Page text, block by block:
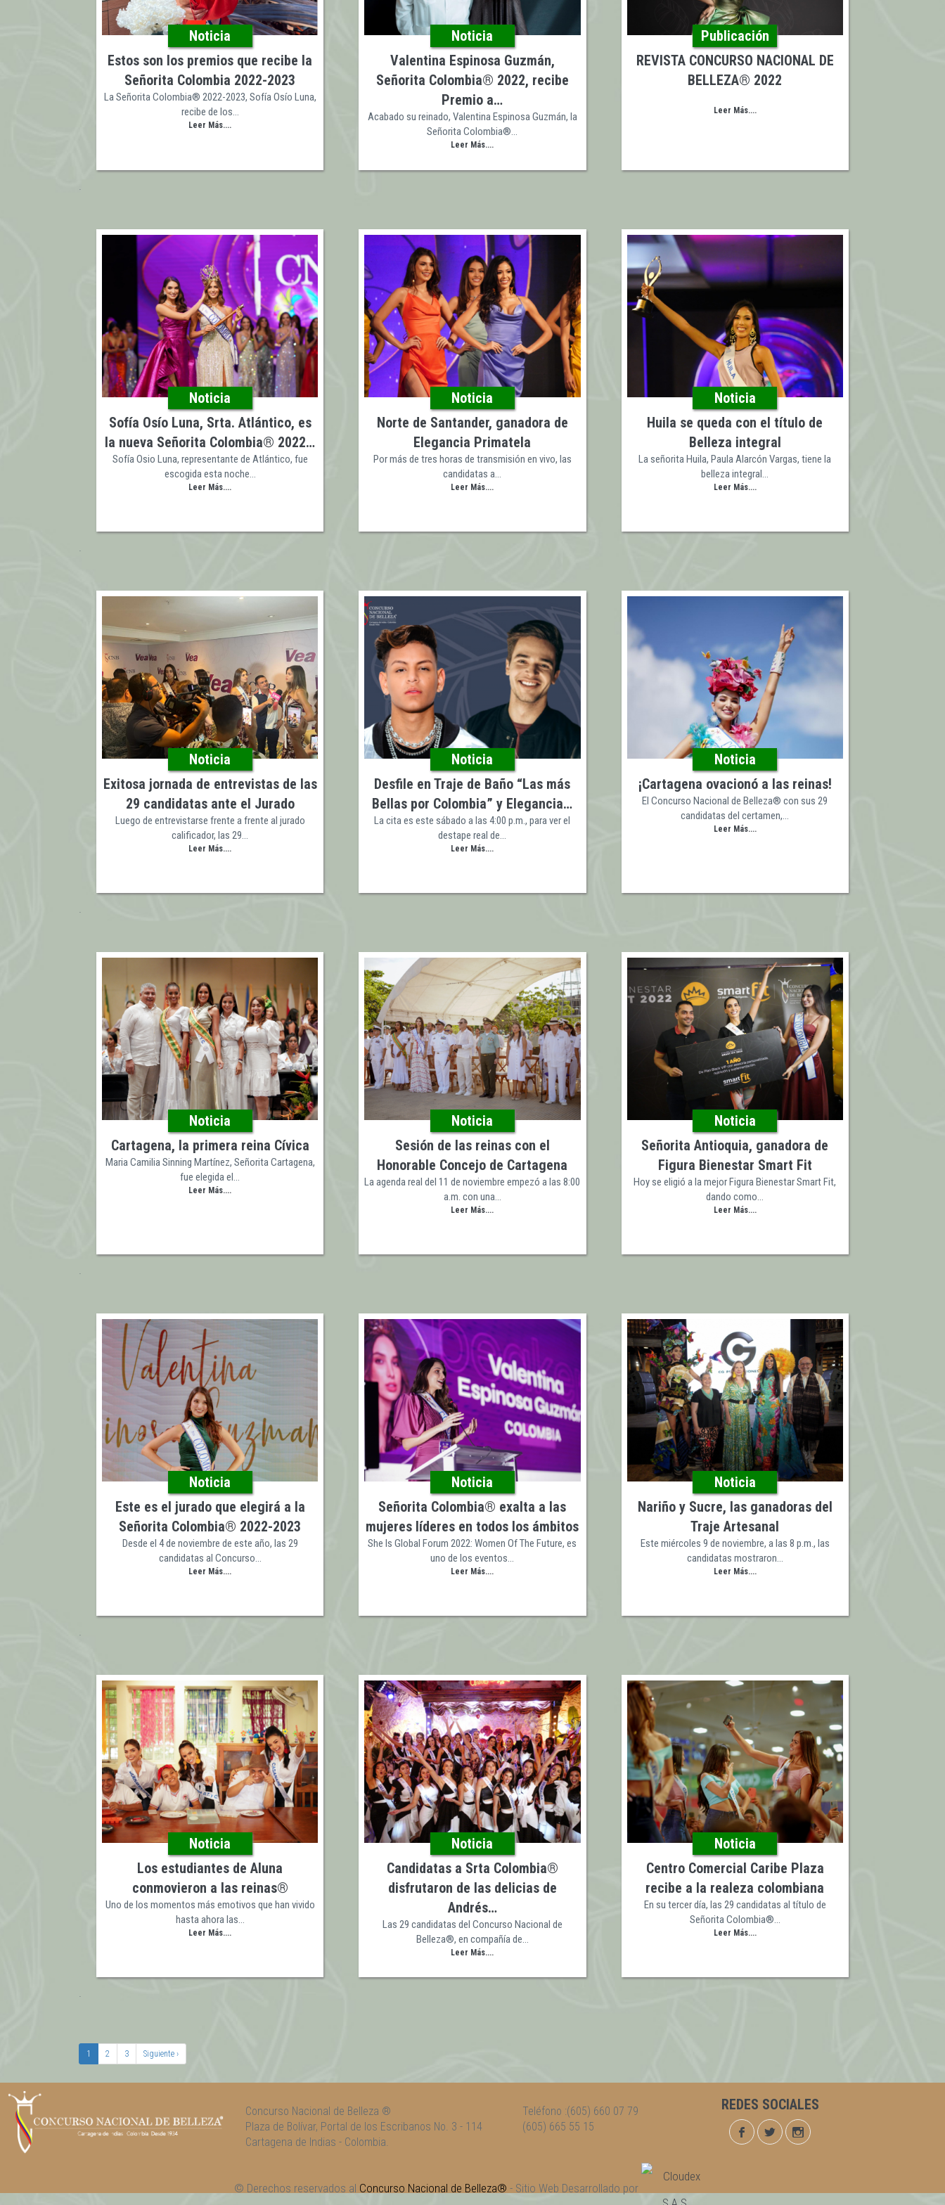
Noticia
Estos son los premios que recibe la
Señorita Colombia 2022-2023
La Señorita Colombia® 2022-2023, Sofía Osío Luna,
recibe de los…
Leer Más....
Noticia
Valentina Espinosa Guzmán,
Señorita Colombia® 2022, recibe
Premio a…
Acabado su reinado, Valentina Espinosa Guzmán, la
Señorita Colombia®…
Leer Más....
Publicación
REVISTA CONCURSO NACIONAL DE
BELLEZA® 2022
Leer Más....
Noticia
Sofía Osío Luna, Srta. Atlántico, es
la nueva Señorita Colombia® 2022…
Sofía Osio Luna, representante de Atlántico, fue
escogida esta noche…
Leer Más....
Noticia
Norte de Santander, ganadora de
Elegancia Primatela
Por más de tres horas de transmisión en vivo, las
candidatas a…
Leer Más....
Noticia
Huila se queda con el título de
Belleza integral
La señorita Huila, Paula Alarcón Vargas, tiene la
belleza integral…
Leer Más....
Noticia
Exitosa jornada de entrevistas de las
29 candidatas ante el Jurado
Luego de entrevistarse frente a frente al jurado
calificador, las 29…
Leer Más....
Noticia
Desfile en Traje de Baño “Las más
Bellas por Colombia” y Elegancia…
La cita es este sábado a las 4:00 p.m., para ver el
destape real de…
Leer Más....
Noticia
¡Cartagena ovacionó a las reinas!
El Concurso Nacional de Belleza® con sus 29
candidatas del certamen,…
Leer Más....
Noticia
Cartagena, la primera reina Cívica
Maria Camilia Sinning Martínez, Señorita Cartagena,
fue elegida el…
Leer Más....
Noticia
Sesión de las reinas con el
Honorable Concejo de Cartagena
La agenda real del 11 de noviembre empezó a las 8:00
a.m. con una…
Leer Más....
Noticia
Señorita Antioquia, ganadora de
Figura Bienestar Smart Fit
Hoy se eligió a la mejor Figura Bienestar Smart Fit,
dando como…
Leer Más....
Noticia
Este es el jurado que elegirá a la
Señorita Colombia®️ 2022-2023
Desde el 4 de noviembre de este año, las 29
candidatas al Concurso…
Leer Más....
Noticia
Señorita Colombia® exalta a las
mujeres líderes en todos los ámbitos
She Is Global Forum 2022: Women Of The Future, es
uno de los eventos…
Leer Más....
Noticia
Nariño y Sucre, las ganadoras del
Traje Artesanal
Este miércoles 9 de noviembre, a las 8 p.m., las
candidatas mostraron…
Leer Más....
Noticia
Los estudiantes de Aluna
conmovieron a las reinas®
Uno de los momentos más emotivos que han vivido
hasta ahora las…
Leer Más....
Noticia
Candidatas a Srta Colombia®️
disfrutaron de las delicias de
Andrés…
Las 29 candidatas del Concurso Nacional de
Belleza®, en compañía de…
Leer Más....
Noticia
Centro Comercial Caribe Plaza
recibe a la realeza colombiana
En su tercer día, las 29 candidatas al título de
Señorita Colombia®…
Leer Más....
Pagination
Current
page
1 Page
2 Page
3
Next
page
Siguiente ›
Concurso Nacional de Belleza ®
Plaza de Bolívar, Portal de los Escribanos No. 3 - 114
Cartagena de Indias - Colombia.
Teléfono :(605) 660 07 79
(605) 665 55 15
REDES SOCIALES
© Derechos reservados al Concurso Nacional de Belleza® - Sitio Web Desarrollado por